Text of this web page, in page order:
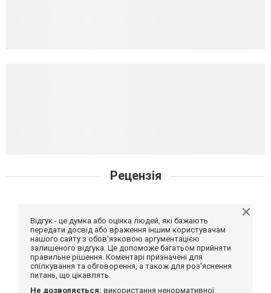
Рецензія
Відгук - це думка або оцінка людей, які бажають
передати досвід або враження іншим користувачам
нашого сайту з обов'язковою аргументацією
залишеного відгука. Це допоможе багатьом прийняти
правильне рішення. Коментарі призначені для
спілкування та обговорення, а також для роз'яснення
питань, що цікавлять.
Не дозволяється: використання ненормативної